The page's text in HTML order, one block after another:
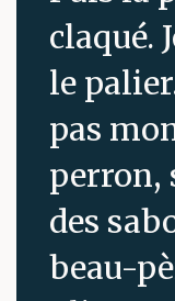
claqué.
le
pas
perron,
des
beau-